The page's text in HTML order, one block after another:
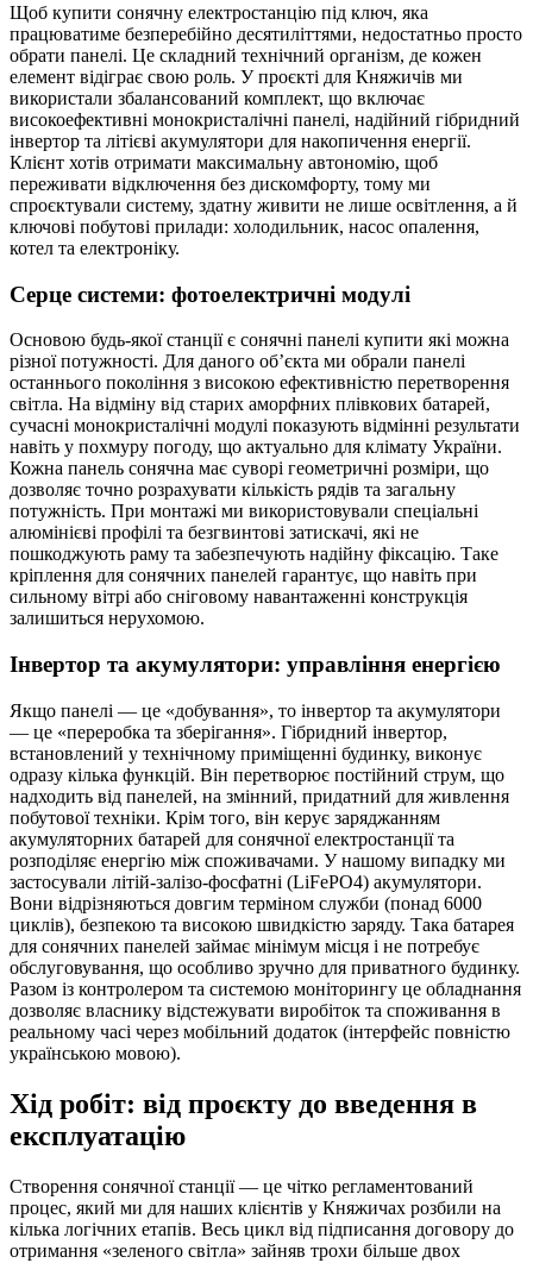
Щоб купити сонячну електростанцію під ключ, яка
працюватиме безперебійно десятиліттями, недостатньо просто
обрати панелі. Це складний технічний організм, де кожен
елемент відіграє свою роль. У проєкті для Княжичів ми
використали збалансований комплект, що включає
високоефективні монокристалічні панелі, надійний гібридний
інвертор та літієві акумулятори для накопичення енергії.
Клієнт хотів отримати максимальну автономію, щоб
переживати відключення без дискомфорту, тому ми
спроєктували систему, здатну живити не лише освітлення, а й
ключові побутові прилади: холодильник, насос опалення,
котел та електроніку.
Серце системи: фотоелектричні модулі
Основою будь-якої станції є сонячні панелі купити які можна
різної потужності. Для даного об’єкта ми обрали панелі
останнього покоління з високою ефективністю перетворення
світла. На відміну від старих аморфних плівкових батарей,
сучасні монокристалічні модулі показують відмінні результати
навіть у похмуру погоду, що актуально для клімату України.
Кожна панель сонячна має суворі геометричні розміри, що
дозволяє точно розрахувати кількість рядів та загальну
потужність. При монтажі ми використовували спеціальні
алюмінієві профілі та безгвинтові затискачі, які не
пошкоджують раму та забезпечують надійну фіксацію. Таке
кріплення для сонячних панелей гарантує, що навіть при
сильному вітрі або сніговому навантаженні конструкція
залишиться нерухомою.
Інвертор та акумулятори: управління енергією
Якщо панелі — це «добування», то інвертор та акумулятори
— це «переробка та зберігання». Гібридний інвертор,
встановлений у технічному приміщенні будинку, виконує
одразу кілька функцій. Він перетворює постійний струм, що
надходить від панелей, на змінний, придатний для живлення
побутової техніки. Крім того, він керує заряджанням
акумуляторних батарей для сонячної електростанції та
розподіляє енергію між споживачами. У нашому випадку ми
застосували літій-залізо-фосфатні (LiFePO4) акумулятори.
Вони відрізняються довгим терміном служби (понад 6000
циклів), безпекою та високою швидкістю заряду. Така батарея
для сонячних панелей займає мінімум місця і не потребує
обслуговування, що особливо зручно для приватного будинку.
Разом із контролером та системою моніторингу це обладнання
дозволяє власнику відстежувати виробіток та споживання в
реальному часі через мобільний додаток (інтерфейс повністю
українською мовою).
Хід робіт: від проєкту до введення в
експлуатацію
Створення сонячної станції — це чітко регламентований
процес, який ми для наших клієнтів у Княжичах розбили на
кілька логічних етапів. Весь цикл від підписання договору до
отримання «зеленого світла» зайняв трохи більше двох